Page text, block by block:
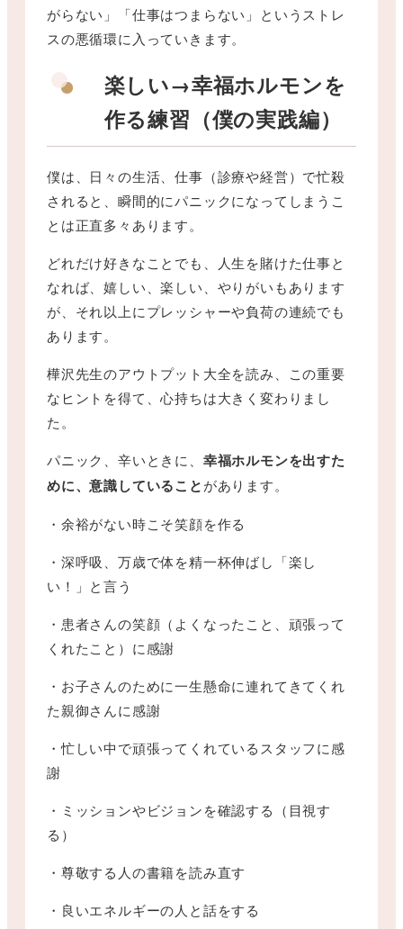
がらない」「仕事はつまらない」というストレ
スの悪循環に入っていきます。
楽しい→幸福ホルモンを
作る練習（僕の実践編）
僕は、日々の生活、仕事（診療や経営）で忙殺
されると、瞬間的にパニックになってしまうこ
とは正直多々あります。
どれだけ好きなことでも、人生を賭けた仕事と
なれば、嬉しい、楽しい、やりがいもあります
が、それ以上にプレッシャーや負荷の連続でも
あります。
樺沢先生のアウトプット大全を読み、この重要
なヒントを得て、心持ちは大きく変わりまし
た。
パニック、辛いときに、 幸福ホルモンを出すた
めに、意識していることがあります。
・余裕がない時こそ笑顔を作る
・深呼吸、万歳で体を精一杯伸ばし「楽し
い！」と言う
・患者さんの笑顔（よくなったこと、頑張って
くれたこと）に感謝
・お子さんのために一生懸命に連れてきてくれ
た親御さんに感謝
・忙しい中で頑張ってくれているスタッフに感
謝
・ミッションやビジョンを確認する（目視す
る）
・尊敬する人の書籍を読み直す
・良いエネルギーの人と話をする